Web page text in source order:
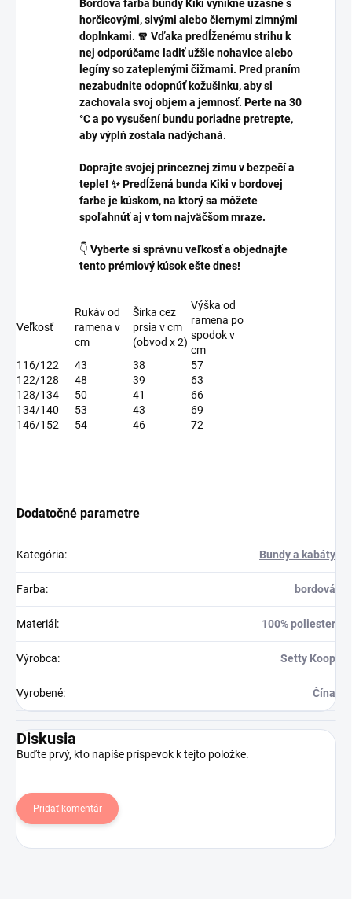
Bordová farba bundy Kiki vynikne úžasne s
horčicovými, sivými alebo čiernymi zimnými
doplnkami. 🧣 Vďaka predĺženému strihu k
nej odporúčame ladiť užšie nohavice alebo
legíny so zateplenými čižmami. Pred praním
nezabudnite odopnúť kožušinku, aby si
zachovala svoj objem a jemnosť. Perte na 30
°C a po vysušení bundu poriadne pretrepte,
aby výplň zostala nadýchaná.
Doprajte svojej princeznej zimu v bezpečí a
teple! ✨ Predĺžená bunda Kiki v bordovej
farbe je kúskom, na ktorý sa môžete
spoľahnúť aj v tom najväčšom mraze.
👇 Vyberte si správnu veľkosť a objednajte
tento prémiový kúsok ešte dnes!
Veľkosť
Rukáv od
ramena v
cm
Šírka cez
prsia v cm
(obvod x 2)
Výška od
ramena po
spodok v
cm
116/122
43 38
57
122/128
48 39
63
128/134
50 41
66
134/140
53 43
69
146/152
54 46 72
Dodatočné parametre
Kategória: Bundy a kabáty
Farba: bordová
Materiál : 100% poliester
Výrobca: Setty Koop
Vyrobené: Čína
Diskusia
Buďte prvý, kto napíše príspevok k tejto položke.
Pridať komentár